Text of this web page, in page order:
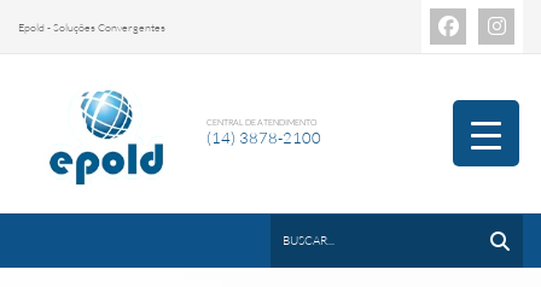
Epold - Soluções Convergentes
CENTRAL DE ATENDIMENTO
(14) 3878-2100